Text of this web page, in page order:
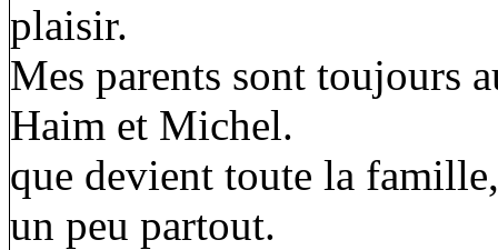
plaisir.
Mes parents sont toujours
Haim et Michel.
que devient toute la
un peu partout.